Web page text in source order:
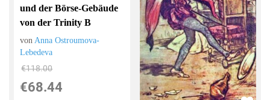
und der Börse-Gebäude
von der Trinity B
vonAnna Ostroumova-
Lebedeva
€118.00
€68.44